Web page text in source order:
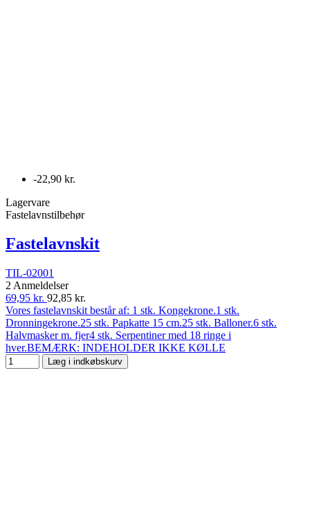
-22,90 kr.
Lagervare
Fastelavnstilbehør
Fastelavnskit
TIL-02001
2 Anmeldelser
69,95 kr. 92,85 kr.
Vores fastelavnskit består af: 1 stk. Kongekrone.1 stk.
Dronningekrone.25 stk. Papkatte 15 cm.25 stk. Balloner.6 stk.
Halvmasker m. fjer4 stk. Serpentiner med 18 ringe i
hver.BEMÆRK: INDEHOLDER IKKE KØLLE
Læg i indkøbskurv